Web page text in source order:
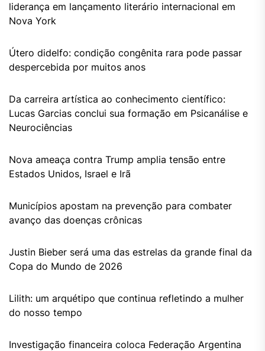
liderança em lançamento literário internacional em
Nova York
Útero didelfo: condição congênita rara pode passar
despercebida por muitos anos
Da carreira artística ao conhecimento científico:
Lucas Garcias conclui sua formação em Psicanálise e
Neurociências
Nova ameaça contra Trump amplia tensão entre
Estados Unidos, Israel e Irã
Municípios apostam na prevenção para combater
avanço das doenças crônicas
Justin Bieber será uma das estrelas da grande final da
Copa do Mundo de 2026
Lilith: um arquétipo que continua refletindo a mulher
do nosso tempo
Investigação financeira coloca Federação Argentina